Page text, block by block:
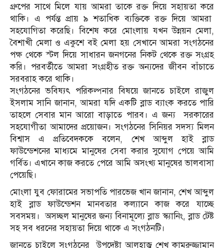
গ্রুপের সাথে মিলে যায় আমরা তাকে রক্ত দিয়ে সহায়তা করে
থাকি। এ পর্যন্ত প্রায় ৯ শতাধিক ব্যক্তিকে রক্ত দিয়ে আমরা
সহযোগিতা করেছি। বিশেষ করে মোংলায় যখন উন্নয়ন মেলা,
বৈশাখী মেলা ও একুশে বই মেলা হয় সেখানে আমরা সংগঠনের
পক্ষ থেকে স্টল দিয়ে সাধারন জনগনের নিকট থেকে রক্ত সংগ্রহ
করি। পরবর্তীতে আমরা সংগ্রহীত রক্ত অন্যদের জীবন বাঁচাতে
সরবরাহ করে থাকি।
সংগঠনের ভবিষ্যৎ পরিকল্পনার বিষয়ে জানতে চাইলে রাজুল
ইসলাম সানি জানান, আমরা যদি একটি ব্লাড ব্যাংক করতে পারি
তাহলে সেবার মান আরো বাড়াতে পারব। এ জন্য সরকারের
সহযোগীতা আমাদের প্রয়োজন। সংগঠনের সিনিয়র সদস্য মিলন
বিশ্বাস এ প্রতিবেদককে বলেন, শেখ আব্দুল হাই ব্লাড
ফাউন্ডেশনের মাধ্যমে মানুষের সেবা করার সুযোগ পেয়ে আমি
গর্বিত। এখানে কাজ করতে পেরে আমি অসংখ্য মানুষের ভালবাসা
পেয়েছি।
মোংলা যুব ফোরামের সভাপতি পারভেজ খান জানান, শেখ আব্দুল
হাই ব্লাড ফাউন্ডেশন মানবতার কল্যানে কাজ করে যাচ্ছে
সবসময়। অসচ্ছল মানুষের জন্য বিনামূল্যে ব্লাড স্ক্যানিং, ব্লাড টেষ্ট
সহ সব ধরনের সহায়তা দিয়ে থাকে এ সংগঠনটি।
জানতে চাইলে সংগঠনের উপদেষ্টা আলহাজ্ব শেখ কামরুজ্জামান